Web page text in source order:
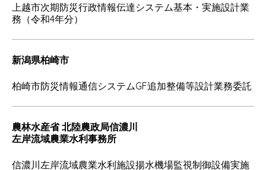
上越市次期防災行政情報伝達システム基本・実施設計業
務（令和4年分）
新潟県柏崎市
柏崎市防災情報通信システムGF追加整備等設計業務委託
農林水産省 北陸農政局信濃川
左岸流域農業水利事務所
信濃川左岸流域農業水利施設揚水機場監視制御設備実施